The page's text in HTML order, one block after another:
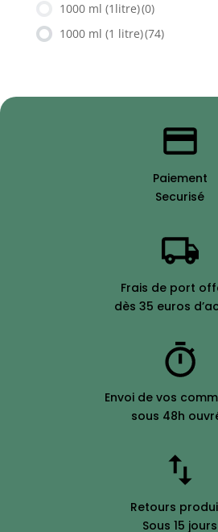
1000 ml (1litre)(0)
1000 ml (1 litre)(74)
Paiement
Securisé
Frais de port
dès 35 euros
Envoi de vos
sous 48h
Retours
Sous 15 jours